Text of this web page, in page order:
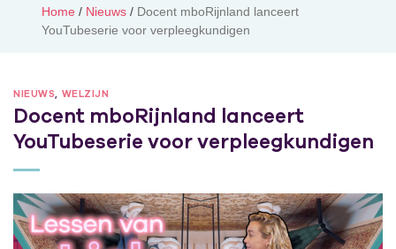
Home / Nieuws / Docent mboRijnland lanceert
YouTubeserie voor verpleegkundigen
NIEUWS WELZIJN
Docent mboRijnland lanceert
YouTubeserie voor verpleegkundigen